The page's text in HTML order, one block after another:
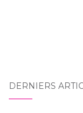
DERNIERS